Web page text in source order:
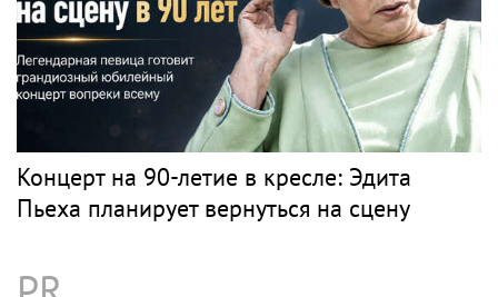
Концерт на 90-летие в кресле: Эдита
Пьеха планирует вернуться на сцену